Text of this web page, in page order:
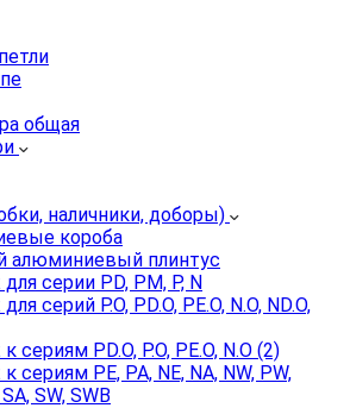
общая
наличники, доборы)
короба
алюминиевый плинтус
серии PD, PM, P, N
серий P.O, PD.O, PE.O, N.O, ND.O,
сериям PD.O, P.O, PE.O, N.O (2)
сериям PE, PA, NE, NA, NW, PW,
SW, SWB